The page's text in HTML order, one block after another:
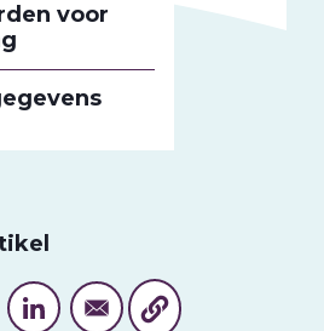
voor